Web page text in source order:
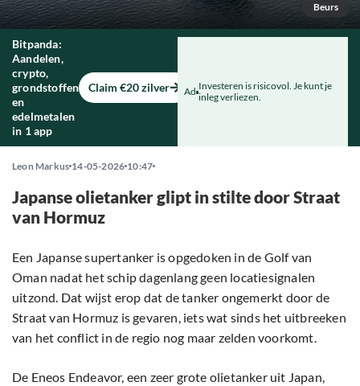
Beurs
Bitpanda:
Aandelen,
crypto,
grondstoffen
en
edelmetalen
in 1 app
Claim €20 zilver Ad Investeren is risicovol. Je kunt je
inleg verliezen.
Leon Markus 14-05-2026 10:47
Japanse olietanker glipt in stilte door Straat
van Hormuz
Een Japanse supertanker is opgedoken in de Golf van
Oman nadat het schip dagenlang geen locatiesignalen
uitzond. Dat wijst erop dat de tanker ongemerkt door de
Straat van Hormuz is gevaren, iets wat sinds het uitbreeken
van het conflict in de regio nog maar zelden voorkomt.
De Eneos Endeavor, een zeer grote olietanker uit Japan,